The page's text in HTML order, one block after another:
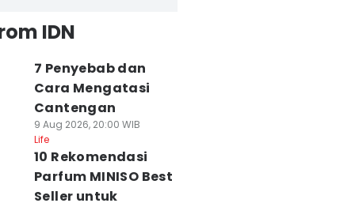
IDN
7 Penyebab dan
Cara Mengatasi
Cantengan
9 Aug 2026, 20:00 WIB
Life
10 Rekomendasi
Parfum MINISO Best
Seller untuk